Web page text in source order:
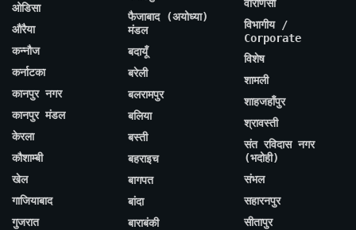
ओडिसा
औरैया
कन्नौज
कर्नाटका
कानपुर नगर
कानपुर मंडल
केरला
कौशाम्बी
खेल
गाजियाबाद
गुजरात
फैजाबाद (अयोध्या)
मंडल
बदायूँ
बरेली
बलरामपुर
बलिया
बस्ती
बहराइच
बागपत
बांदा
बाराबंकी
वाराणसी
विभागीय /
Corporate
विशेष
शामली
शाहजहाँपुर
श्रावस्ती
संत रविदास नगर
(भदोही)
संभल
सहारनपुर
सीतापुर